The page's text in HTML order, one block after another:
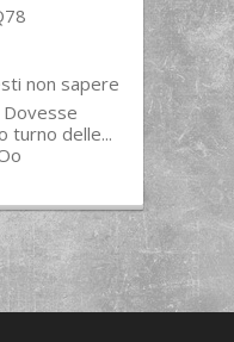
non sapere
Dovesse
turno delle...